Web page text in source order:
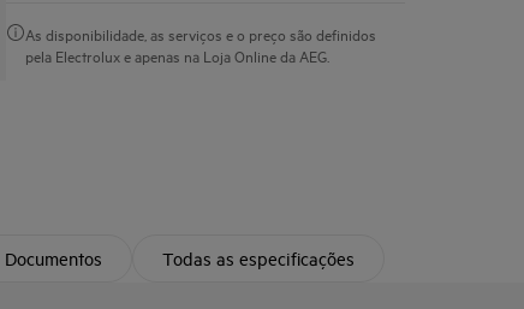
As disponibilidade, as serviços e o preço são definidos
pela Electrolux e apenas na Loja Online da AEG.
Documentos Todas as especificações